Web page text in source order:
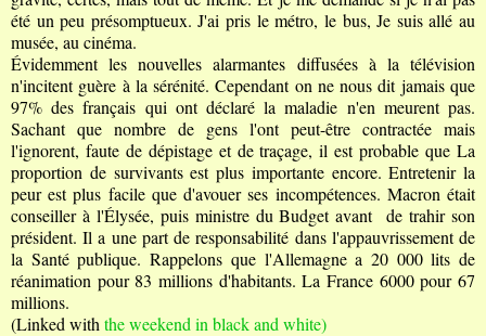
été un peu présomptueux. J'ai pris le métro, le bus, Je suis allé au
musée, au cinéma.
Évidemment les nouvelles alarmantes diffusées à la télévision
n'incitent guère à la sérénité. Cependant on ne nous dit jamais que
97% des français qui ont déclaré la maladie n'en meurent pas.
Sachant que nombre de gens l'ont peut-être contractée mais
l'ignorent, faute de dépistage et de traçage, il est probable que La
proportion de survivants est plus importante encore. Entretenir la
peur est plus facile que d'avouer ses incompétences. Macron était
conseiller à l'Élysée, puis ministre du Budget avant de trahir son
président. Il a une part de responsabilité dans l'appauvrissement de
la Santé publique. Rappelons que l'Allemagne a 20 000 lits de
réanimation pour 83 millions d'habitants. La France 6000 pour 67
millions.
(Linked with the weekend in black and white)